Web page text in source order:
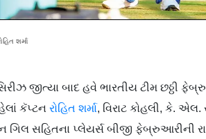
શર્મા
જીત્યા બાદ હવે ભારતીય ટીમ છઠ્ઠી
કૅપ્ટન રોહિત શર્મા, વિરાટ કોહલી, કે.
સહિતના પ્લેયર્સ બીજી ફેબ્રુઆરીની